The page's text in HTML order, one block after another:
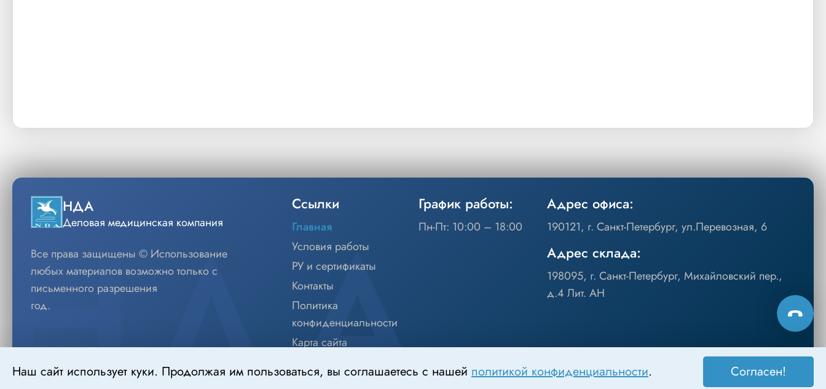
НДА
Деловая медицинская компания
Все права защищены © Использование
любых материалов возможно только с
письменного разрешения
год.
Ссылки
Главная
Условия работы
РУ и сертификаты
Контакты
Политика
конфиденциальности
Карта сайта
График работы:
Пн-Пт: 10:00 – 18:00
Адрес офиса:
190121, г. Санкт-Петербург, ул.Перевозная, 6
Адрес склада:
198095, г. Санкт-Петербург, Михайловский пер.,
д.4 Лит. АН
Наш сайт использует куки. Продолжая им пользоваться, вы соглашаетесь с нашей политикой конфиденциальности. Согласен!